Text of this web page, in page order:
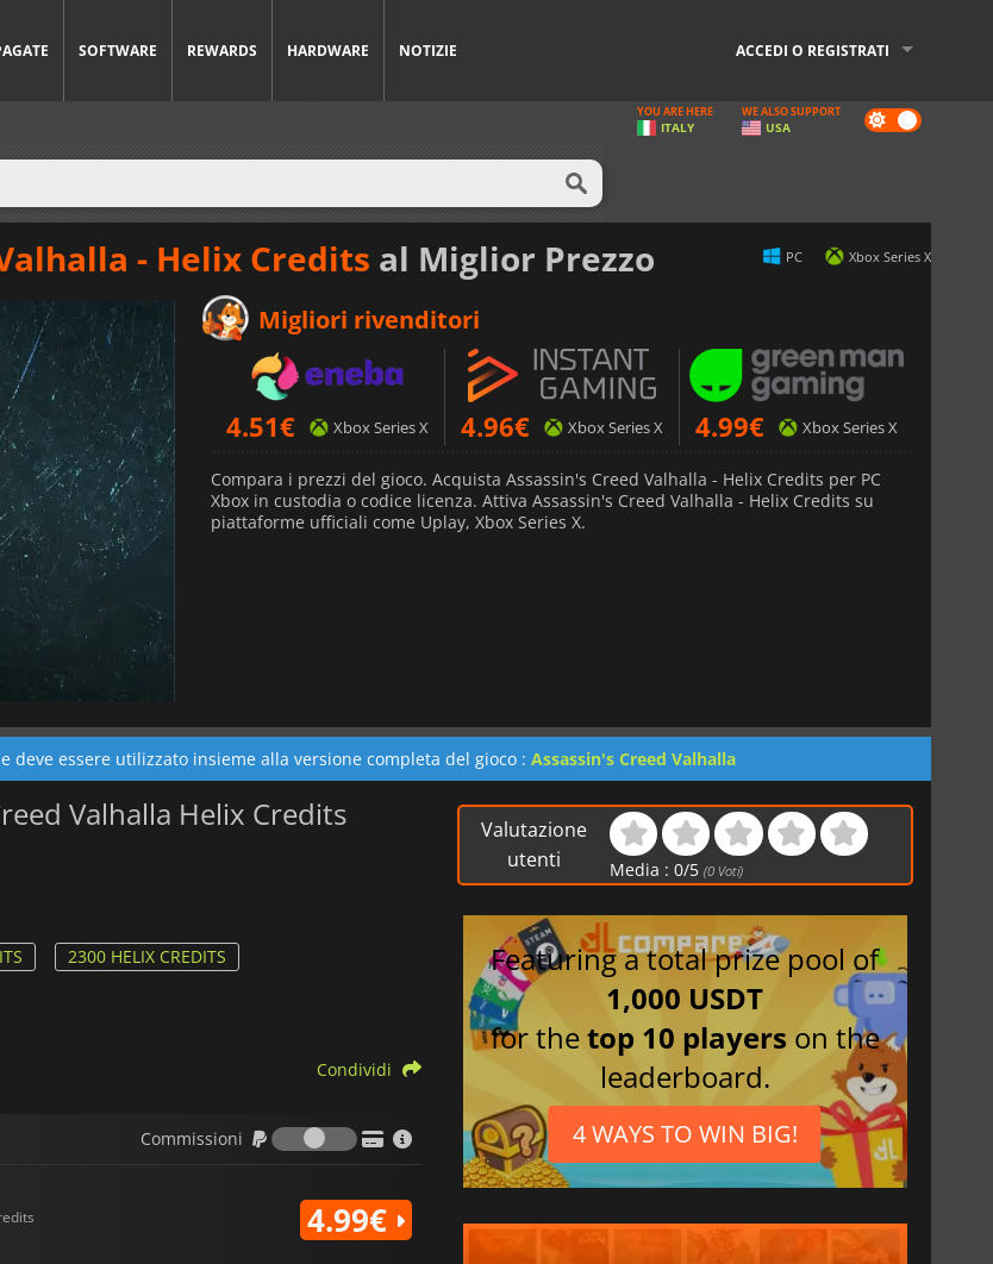
SOFTWARE REWARDS HARDWARE NOTIZIE ACCEDI O REGISTRATI
Dark
mode
YOU ARE HERE
ITALY
WE ALSO SUPPORT
USA
- Helix Credits al Miglior Prezzo PC Xbox Series X
Migliori rivenditori
4.51€ Xbox Series X 4.96€ Xbox Series X 4.99€ Xbox Series X
Compara i prezzi del gioco. Acquista Assassin's Creed Valhalla - Helix Credits per PC
Xbox in custodia o codice licenza. Attiva Assassin's Creed Valhalla - Helix Credits su
piattaforme ufficiali come Uplay, Xbox Series X.
deve essere utilizzato insieme alla versione completa del gioco : Assassin's Creed Valhalla
Valhalla Helix Credits
2300 HELIX CREDITS
Condividi
Commissioni
Commissioni
4.99€
Valutazione
utenti
Media :0/5 (0 Voti)
Featuring a total prize pool of
1,000 USDT
for thetop 10 players on the
leaderboard.
4 WAYS TO WIN BIG!